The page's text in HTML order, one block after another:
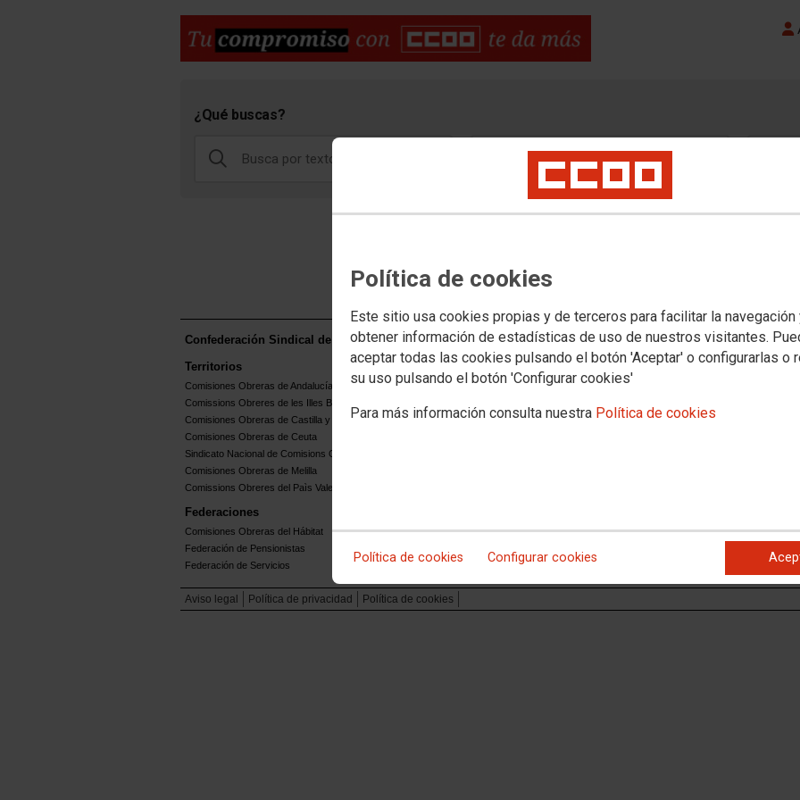
Política de cookies
Este sitio usa cookies propias y de terceros para facilitar la navegación
obtener información de estadísticas de uso de nuestros visitantes.
aceptar todas las cookies pulsando el botón 'Aceptar' o configurarlas o
su uso pulsando el botón 'Configurar cookies'
Para más información consulta nuestra Política de cookies
Política de cookies Configurar cookies
¿Qué buscas?
Confederación Sindical de Comisiones Obreras
Territorios
Comisiones Obreras de Andalucía Comisiones Obreras de Aragón
Comisiones
Comissions Obreres de les Illes Balears
Comisiones
Comisiones Obreras de Castilla y León
Comisiones Obreras de Castilla-La Mancha
Comissió
Comisiones Obreras de Ceuta
Comisiones
Sindicato Nacional de Comisions Obreiras de Galicia
Comisiones
Comisiones Obreras de Melilla
Comisiones
Comissions Obreres del Paìs Valenciá
Federaciones
Comisiones Obreras del Hábitat Federación de Enseñanza
Federación
Federación de Pensionistas
Federación
Federación de Servicios
Aviso legal Política de privacidad Política de cookies